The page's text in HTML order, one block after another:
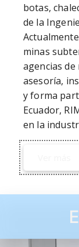
botas,
de la
minas
agencias
asesoría,
y forma
Ecuador,